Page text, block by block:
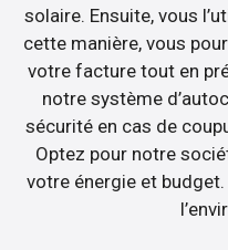
solaire. Ensuite, vous
cette manière, vous
votre facture tout en
notre système
sécurité en cas de
Optez pour notre
votre énergie et